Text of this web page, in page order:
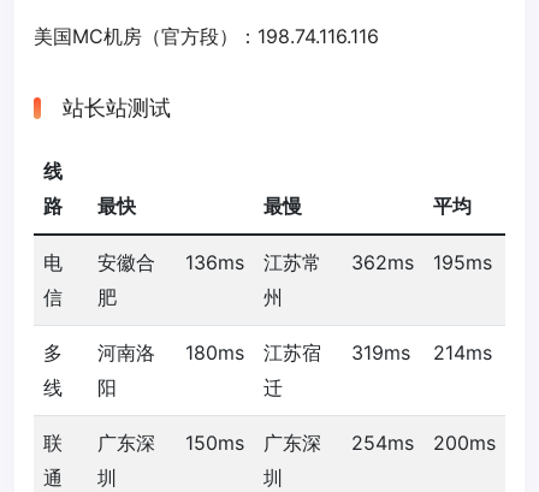
美国MC机房（官方段）：198.74.116.116
站长站测试
线
路
最快 最慢 平均
电
信
安徽合
肥
136ms
江苏常
州
362ms 195ms
多
线
河南洛
阳
180ms
江苏宿
迁
319ms 214ms
联
通
广东深
圳
150ms
广东深
圳
254ms 200ms